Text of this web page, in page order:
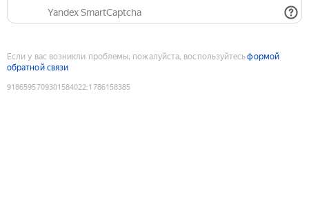
Yandex SmartCaptcha
Если у вас возникли проблемы, пожалуйста, воспользуйтесьформой
обратной связи
9186595709301584022:1786158385